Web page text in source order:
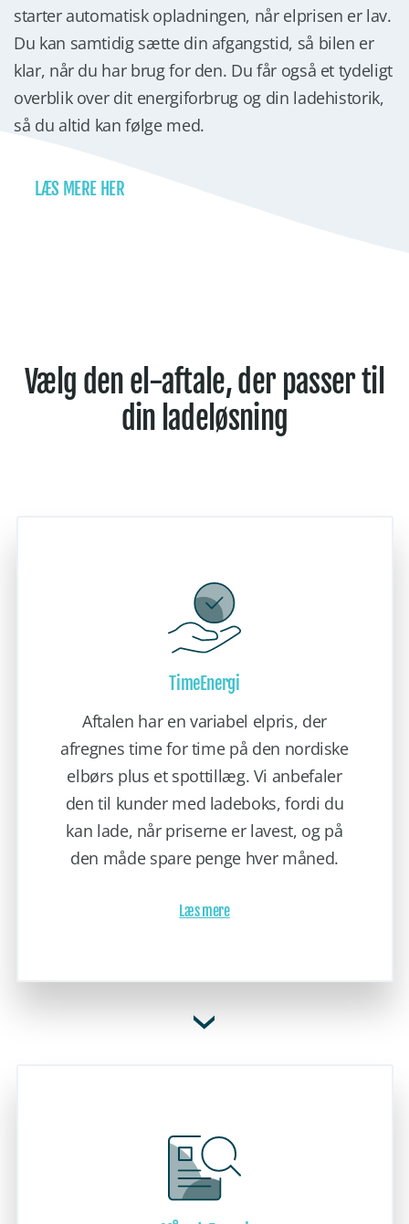
starter automatisk opladningen, når elprisen er lav.
Du kan samtidig sætte din afgangstid, så bilen er
klar, når du har brug for den. Du får også et tydeligt
overblik over dit energiforbrug og din ladehistorik,
så du altid kan følge med.
LÆS MERE HER
Vælg den el-aftale, der passer til
din ladeløsning
TimeEnergi
Aftalen har en variabel elpris, der
afregnes time for time på den nordiske
elbørs plus et spottillæg. Vi anbefaler
den til kunder med ladeboks, fordi du
kan lade, når priserne er lavest, og på
den måde spare penge hver måned.
Læs mere